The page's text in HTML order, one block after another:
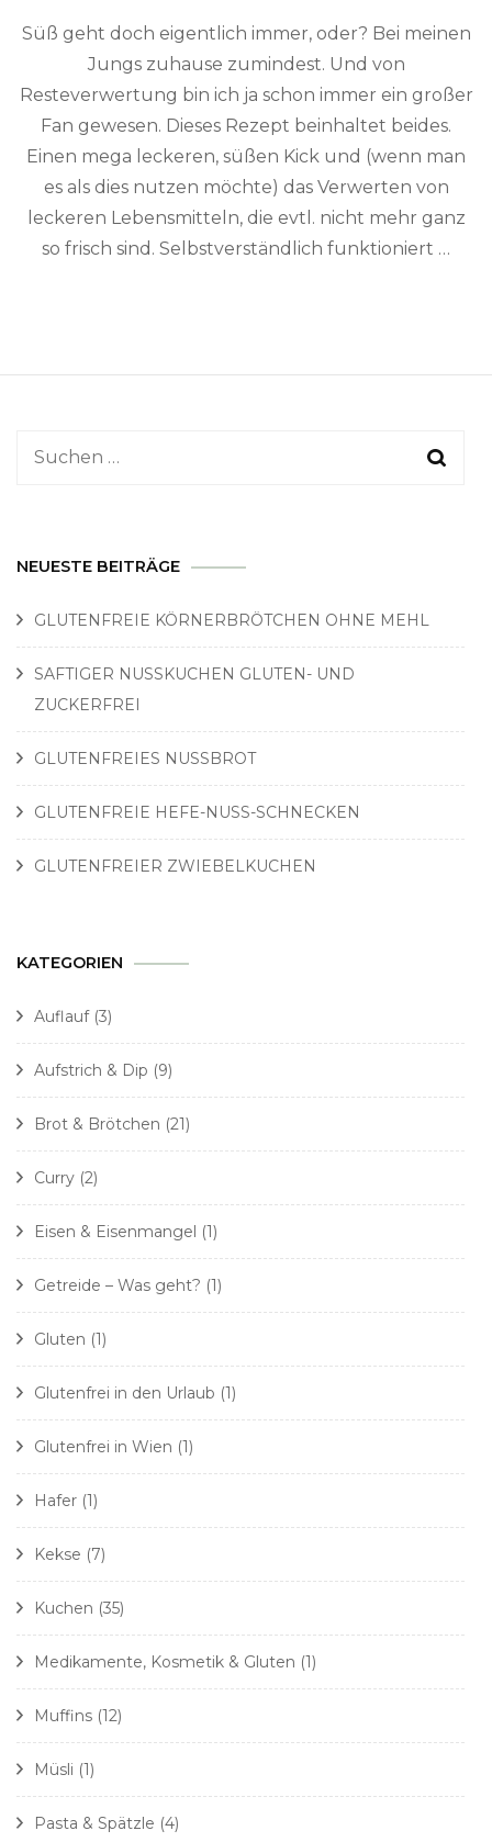
Süß geht doch eigentlich immer, oder? Bei meinen
Jungs zuhause zumindest. Und von
Resteverwertung bin ich ja schon immer ein großer
Fan gewesen. Dieses Rezept beinhaltet beides.
Einen mega leckeren, süßen Kick und (wenn man
es als dies nutzen möchte) das Verwerten von
leckeren Lebensmitteln, die evtl. nicht mehr ganz
so frisch sind. Selbstverständlich funktioniert …
Suchen
NEUESTE BEITRÄGE
GLUTENFREIE KÖRNERBRÖTCHEN OHNE MEHL
SAFTIGER NUSSKUCHEN GLUTEN- UND
ZUCKERFREI
GLUTENFREIES NUSSBROT
GLUTENFREIE HEFE-NUSS-SCHNECKEN
GLUTENFREIER ZWIEBELKUCHEN
KATEGORIEN
Auflauf(3)
Aufstrich & Dip (9)
Brot & Brötchen (21)
Curry (2)
Eisen & Eisenmangel (1)
Getreide – Was geht? (1)
Gluten (1)
Glutenfrei in den Urlaub (1)
Glutenfrei in Wien (1)
Hafer (1)
Kekse (7)
Kuchen (35)
Medikamente, Kosmetik & Gluten (1)
Muffins (12)
Müsli (1)
Pasta & Spätzle (4)